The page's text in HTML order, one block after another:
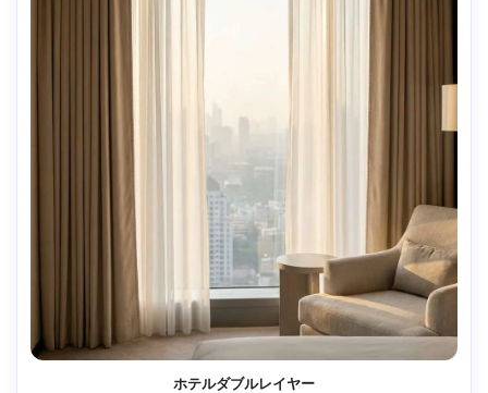
ホテルダブルレイヤー